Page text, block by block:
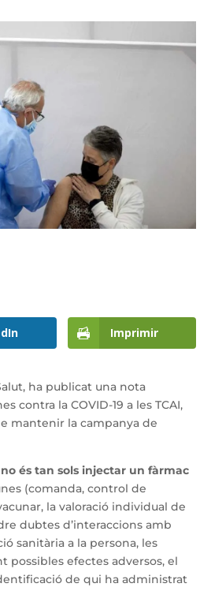
Imprimir
ha publicat una nota
contra la COVID-19 a les TCAI,
mantenir la campanya de
és tan sols injectar un fàrmac
(comanda, control de
la valoració individual de
dubtes d’interaccions amb
sanitària a la persona, les
possibles efectes adversos, el
de qui ha administrat